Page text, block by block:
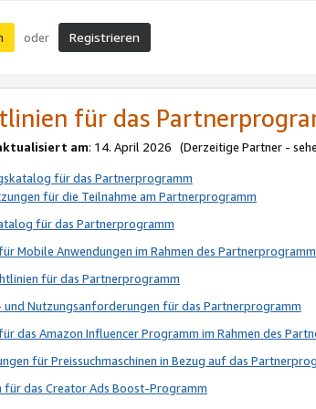
oder Registrieren
für das
am: 14. April 2026 (Derzeitige Partner -
für das Partnerprogramm
für die Teilnahme am Partnerprogramm
für das Partnerprogramm
Mobile Anwendungen im Rahmen des
für das Partnerprogramm
und Nutzungsanforderungen für das Partnerprogramm
das Amazon Influencer Programm im Rahmen des
für Preissuchmaschinen in Bezug auf das
für das Creator Ads Boost-Programm